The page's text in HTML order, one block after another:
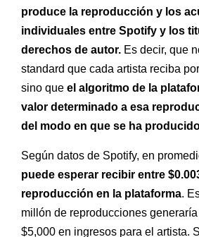
produce la reproducción y los
individuales entre Spotify y los
derechos de autor. Es decir, que
standard que cada artista reciba
sino que el algoritmo de la
valor determinado a esa
del modo en que se ha
Según datos de Spotify, en
puede esperar recibir entre
reproducción en la plataforma.
millón de reproducciones
$5,000 en ingresos para el artista.